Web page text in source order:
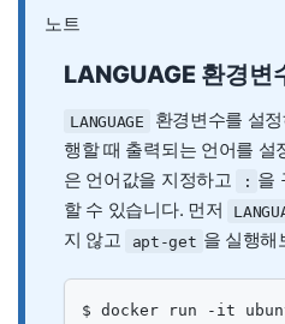
노트
LANGUAGE 환경변
LANGUAGE
환경변수를 설
행할 때 출력되는 언어를 설
은 언어값을 지정하고
: 을
할 수 있습니다. 먼저
지 않고
apt-get 을 실행해
$ docker run -it